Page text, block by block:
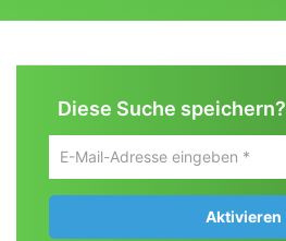
Diese Suche speichern?
Um
die
aktuelle
Aktivieren